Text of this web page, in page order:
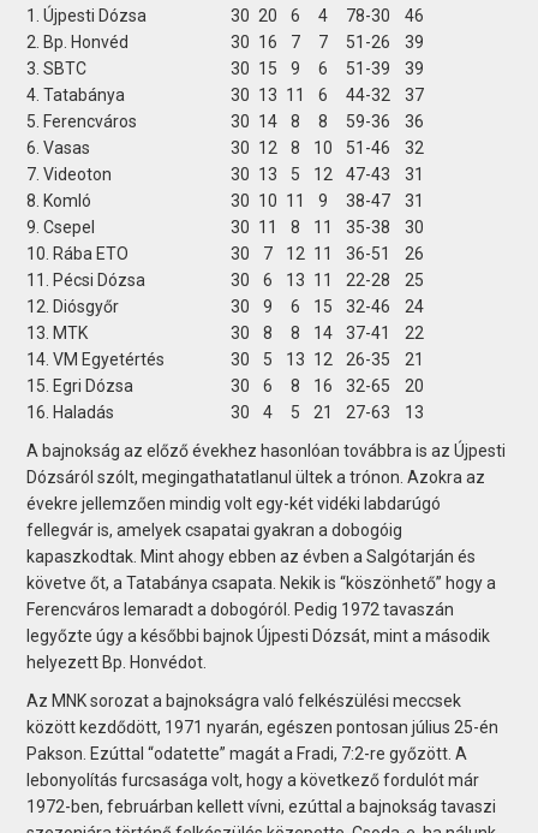
1. Újpesti Dózsa
30 20 6 4 78-30
46
2. Bp. Honvéd
30 16 7 7 51-26
39
3. SBTC
30 15 9 6 51-39
39
4. Tatabánya
30 13 11 6 44-32
37
5. Ferencváros
30 14 8 8 59-36
36
6. Vasas
30 12 8 10 51-46
32
7. Videoton
30 13 5 12 47-43
31
8. Komló
30 10 11 9 38-47
31
9. Csepel
30 11 8 11 35-38
30
10. Rába ETO
30 7 12 11 36-51
26
11. Pécsi Dózsa
30 6 13 11 22-28
25
12. Diósgyőr
30 9 6 15 32-46
24
13. MTK
30 8 8 14 37-41
22
14. VM Egyetértés
30 5 13 12 26-35
21
15. Egri Dózsa
30 6 8 16 32-65
20
16. Haladás
30 4 5 21 27-63
13
A bajnokság az előző évekhez hasonlóan továbbra is az Újpesti
Dózsáról szólt, megingathatatlanul ültek a trónon. Azokra az
évekre jellemzően mindig volt egy-két vidéki labdarúgó
fellegvár is, amelyek csapatai gyakran a dobogóig
kapaszkodtak. Mint ahogy ebben az évben a Salgótarján és
követve őt, a Tatabánya csapata. Nekik is “köszönhető” hogy a
Ferencváros lemaradt a dobogóról. Pedig 1972 tavaszán
legyőzte úgy a későbbi bajnok Újpesti Dózsát, mint a második
helyezett Bp. Honvédot.
Az MNK sorozat a bajnokságra való felkészülési meccsek
között kezdődött, 1971 nyarán, egészen pontosan július 25-én
Pakson. Ezúttal “odatette” magát a Fradi, 7:2-re győzött. A
lebonyolítás furcsasága volt, hogy a következő fordulót már
1972-ben, februárban kellett vívni, ezúttal a bajnokság tavaszi